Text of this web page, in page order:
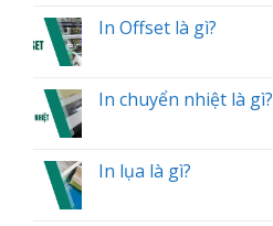
In Offset là gì?
In chuyển nhiệt là gì?
In lụa là gì?